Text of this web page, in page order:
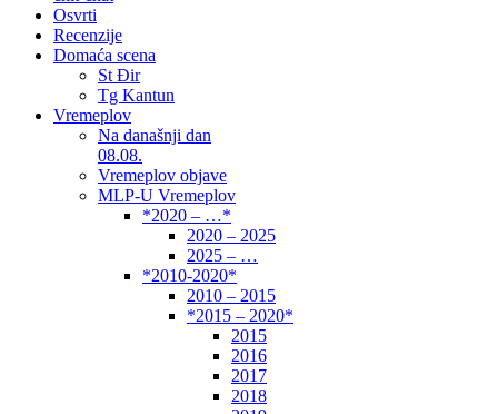
Osvrti
Recenzije
Domaća scena
St Đir
Tg Kantun
Vremeplov
Na današnji dan
08.08.
Vremeplov objave
MLP-U Vremeplov
*2020 – …*
2020 – 2025
2025 – …
*2010-2020*
2010 – 2015
*2015 – 2020*
2015
2016
2017
2018